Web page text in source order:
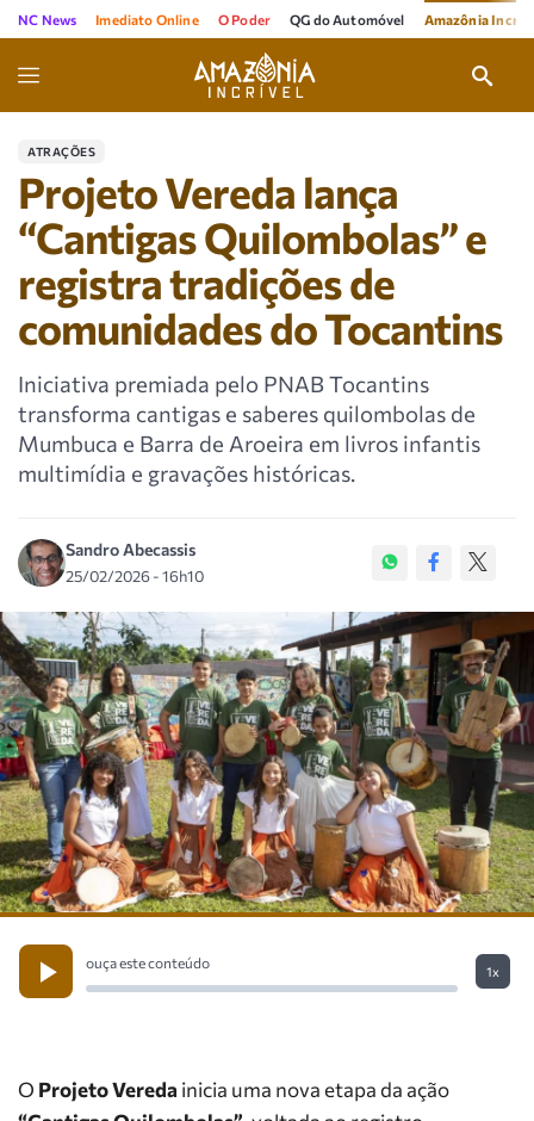
NC News Imediato Online O Poder QG do Automóvel Amazônia
ATRAÇÕES
Projeto Vereda lança
“Cantigas Quilombolas” e
registra tradições de
comunidades do Tocantins
Iniciativa premiada pelo PNAB Tocantins
transforma cantigas e saberes quilombolas de
Mumbuca e Barra de Aroeira em livros infantis
multimídia e gravações históricas.
Sandro Abecassis
25/02/2026 - 16h10
ouça este conteúdo
1x
O Projeto Vereda inicia uma nova etapa da ação